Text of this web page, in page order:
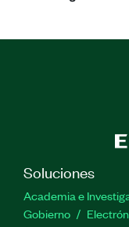
Soluciones
Academia e
Gobierno